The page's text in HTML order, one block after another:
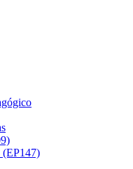
(EP147)